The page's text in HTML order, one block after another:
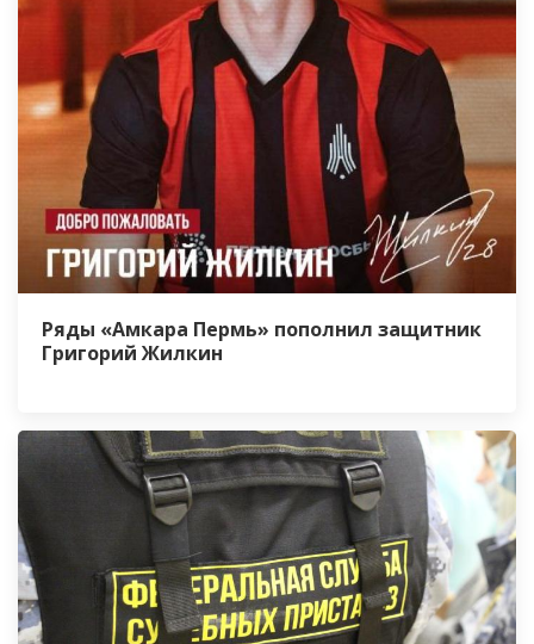
Ряды «Амкара Пермь» пополнил защитник
Григорий Жилкин